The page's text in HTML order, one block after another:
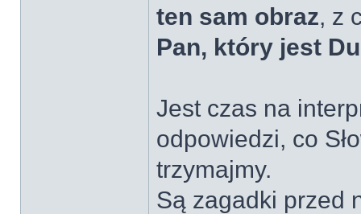
ten sam obraz, z
Pan, który jest
Jest czas na
odpowiedzi, co
trzymajmy.
Są zagadki przed